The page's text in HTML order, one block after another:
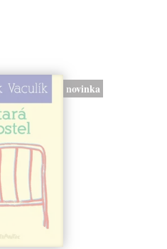
novinka